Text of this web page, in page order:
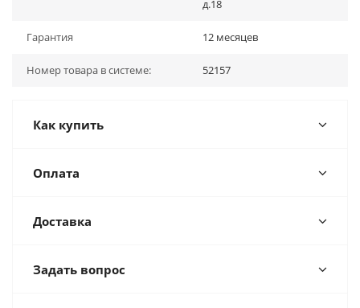
д.18
Гарантия 12 месяцев
Номер товара в системе: 52157
Как купить
Оплата
Доставка
Задать вопрос